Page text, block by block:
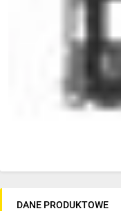
DANE PRODUKTOWE